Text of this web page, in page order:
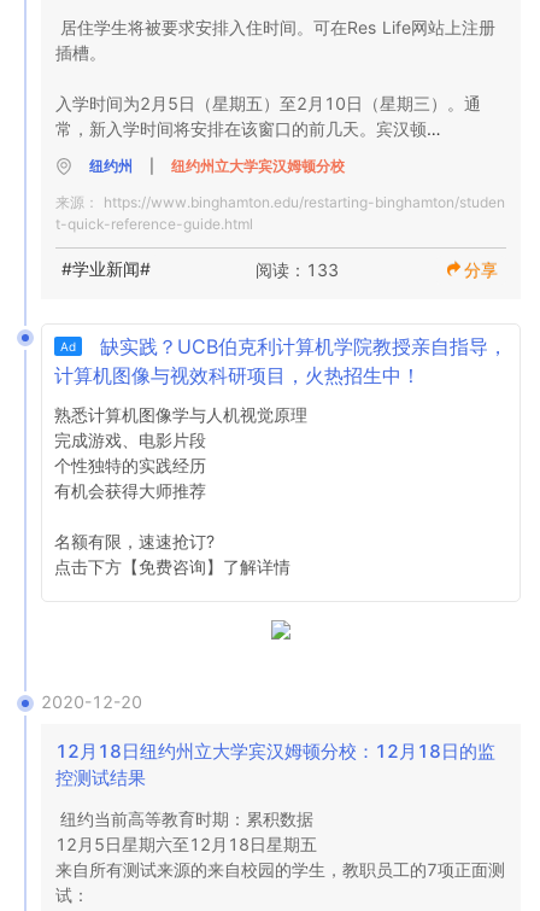
过纽约州立大学（SUNY）仪表板报告结果。为向宾汉姆顿
校园提供一致的测试结果快照，这是必需的。
居住学生将被要求安排入住时间。可在Res Life网站上注册
插槽。
入学时间为2月5日（星期五）至2月10日（星期三）。通
常，新入学时间将安排在该窗口的前几天。宾汉顿
（Binghamton）要求像秋季学期一样，对到达校园后将居住
在校园内的所有学生进行COVID-19测试。搬入测试将在旧
联盟大厅的大学联盟中进行。
为了使学生有资格进行测试和进入宿舍，必须完成的其他返
回校园或上校园的要求：
学生将确认，在进入校园之前的14天里，他们没有症状，没
有外出旅行并且没有与COVID-19阳性个体接触。
学生将确认他们在来到校园之前已经完成了为期7天的预防性
检疫。
学生必须已经签署了房屋许可证和房屋许可证附录。
学生必须已确认权利和责任文件。
在您上课之前，大学将为学生提供通知和完成以上所有项目
他原因而无法进行测试的学生，将被要求通过Decker
Student Health Services提交此类状态的证明。测试结果应
何原因要求免试的表格，例如您是一名远程学习者，您正在
2020年11月4日之前检测出COVID-19呈阳性，则仍需要进
纽约州
纽约州立大学宾汉姆顿分校
来源： https://www.binghamton.edu/restarting-binghamton/studen
t-quick-reference-guide.html
#学业新闻# 阅读：133 分享
Ad
缺实践？UCB伯克利计算机学院教授亲自指导，
计算机图像与视效科研项目，火热招生中！
熟悉计算机图像学与人机视觉原理
完成游戏、电影片段
个性独特的实践经历
有机会获得大师推荐
名额有限，速速抢订?
点击下方【免费咨询】了解详情
2020-12-20
12月18日纽约州立大学宾汉姆顿分校：12月18日的监
控测试结果
纽约当前高等教育时期：累积数据
12月5日星期六至12月18日星期五
来自所有测试来源的来自校园的学生，教职员工的7项正面测
试：